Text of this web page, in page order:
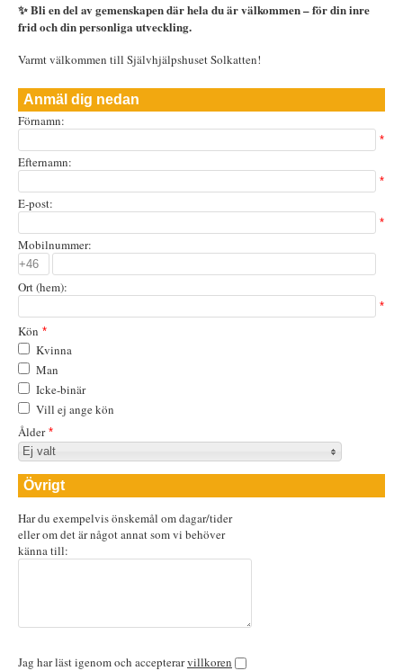
✨ Bli en del av gemenskapen där hela du är välkommen – för din inre
frid och din personliga utveckling.
Varmt välkommen till Självhjälpshuset Solkatten!
Anmäl dig nedan
Förnamn:
*
Efternamn:
*
E-post:
*
Mobilnummer:
Ort (hem):
*
Kön *
Kvinna
Man
Icke-binär
Vill ej ange kön
Ålder*
Ej valt
Övrigt
Har du exempelvis önskemål om dagar/tider
eller om det är något annat som vi behöver
känna till:
Jag har läst igenom och accepterarvillkoren